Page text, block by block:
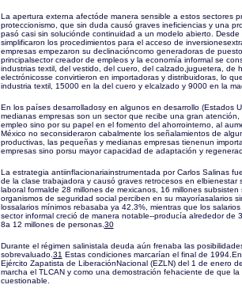
La apertura externa afectóde manera sensible a estos sectores
proteccionismo, que sin duda causó graves ineficiencias y una
pasó casi sin soluciónde continuidad a un modelo abierto.
simplificaron los procedimientos para el acceso de
empresas empezaron su declinacióncomo generadoras de
principalsector creador de empleos y la economía informal se
industrias textil, del vestido, del cuero, del calzado,juguetera, de
electrónicosse convirtieron en importadoras y distribuidoras, lo
industria textil, 15000 en la del cuero y elcalzado y 9000 en la
En los países desarrolladosy en algunos en desarrollo (Estados
medianas empresas son un sector que recibe una gran
empleo sino por su papel en el fomento del ahorrointerno, al
México no seconsideraron cabalmente los señalamientos de
productivas, las pequeñas y medianas empresas tienenun
empresas sino porsu mayor capacidad de adaptación y
La estrategia antiinflacionariainstrumentada por Carlos Salinas
de la clase trabajadora y causó graves retrocesos en
laboral formalde 28 millones de mexicanos, 16 millones
organismos de seguridad social perciben en su mayoríasalarios
lossalarios mínimos rebasaba ya 42.3%, mientras que los
sector informal creció de manera notable--producía alrededor de
8a 12 millones de personas. 30
Durante el régimen salinistala deuda aún frenaba las
sobrevaluado. 31 Estas condiciones marcarían el final de
Ejército Zapatista de LiberaciónNacional (EZLN) del 1 de enero
marcha el TLCAN y como una demostración fehaciente de que
cuestionable.